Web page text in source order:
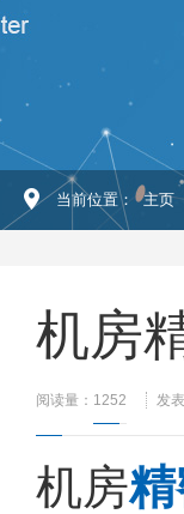
当前位置： 主页
机房
阅读量： 1252 发
机房